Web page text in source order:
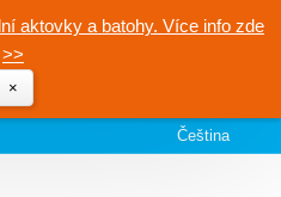
aktovky a batohy. Více info zde
>>
×
Čeština